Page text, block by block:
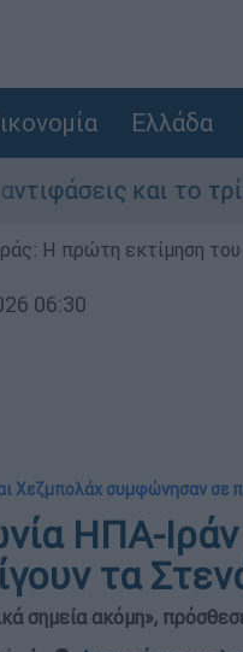
Ελλάδα
και το τρίτο
Η πρώτη εκτίμηση του
06:30
Χεζμπολάχ συμφώνησαν σε
ΗΠΑ-
τα
σημεία ακόμη»,